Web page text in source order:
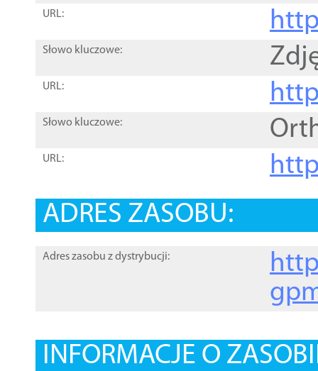
URL:
Słowo kluczowe:
URL:
Słowo kluczowe:
URL:
ADRES ZASOBU:
Adres zasobu z dystrybucji:
INFORMACJE O